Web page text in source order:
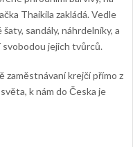
Thaikila zakládá. Vedle
sandály, náhrdelníky, a
jejich tvůrců.
zaměstnávaní krejčí přímo z
k nám do Česka je